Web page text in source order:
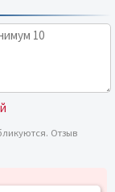
Отзыв